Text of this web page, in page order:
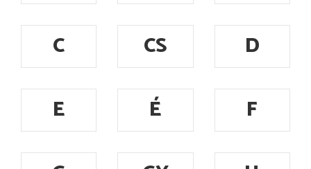
C
CS
D
E
É
F